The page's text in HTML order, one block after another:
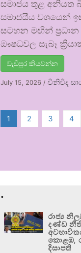
සමාජය තුළ අනියත
සමාජයීය වශයෙන්
සටහන මඟින්
ඖෂධවල සැබෑ
වැඩිපුර කියවන්න
July 15, 2026 /විනිවිද
1 2 3 4
.
රාජ්‍ය
දණ්ඩ නීති
කොළඹ,
දිසාපති